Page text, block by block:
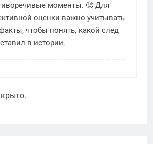
моменты. 🧐 Для
оценки важно учитывать
чтобы понять, какой след
в истории.